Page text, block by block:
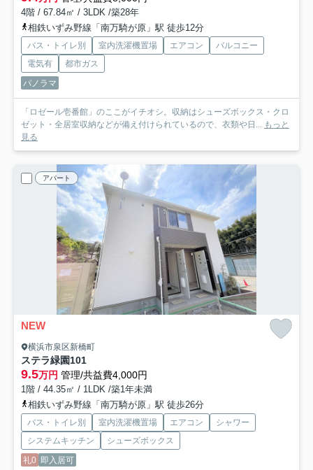
4階 / 67.84㎡ / 3LDK /築28年
相鉄いずみ野線「南万騎が原」駅 徒歩12分
バス・トイレ別 室内洗濯機置場 エアコン
バルコニー
電気有
都市ガス
パノラマ
「ロゼール壱番館」のここがイチオシ。収納はシューズボックス・クロ
ゼット・全居室収納などが備え付けられているので、衣類や日... もっと
見る
アパート
NEW
横浜市泉区新橋町
ステラ緑園101
9.5万円 管理/共益費4,000円
1階 / 44.35㎡ / 1LDK /築1年未満
相鉄いずみ野線「南万騎が原」駅 徒歩26分
バス・トイレ別 室内洗濯機置場 エアコン
シャワー
システムキッチン
シューズボックス
礼0 即入居可